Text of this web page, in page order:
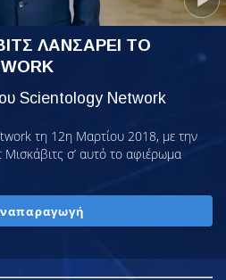
ΛΑΝΣΑΡΕΙ ΤΟ
Scientology Network
τη 12η Μαρτίου 2018, με την
Μισκάβιτς σ’ αυτό το αφιέρωμα